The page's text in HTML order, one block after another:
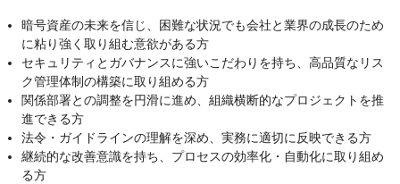
暗号資産の未来を信じ、困難な状況でも会社と業界の成長のため
に粘り強く取り組む意欲がある方
セキュリティとガバナンスに強いこだわりを持ち、高品質なリス
ク管理体制の構築に取り組める方
関係部署との調整を円滑に進め、組織横断的なプロジェクトを推
進できる方
法令・ガイドラインの理解を深め、実務に適切に反映できる方
継続的な改善意識を持ち、プロセスの効率化・自動化に取り組め
る方